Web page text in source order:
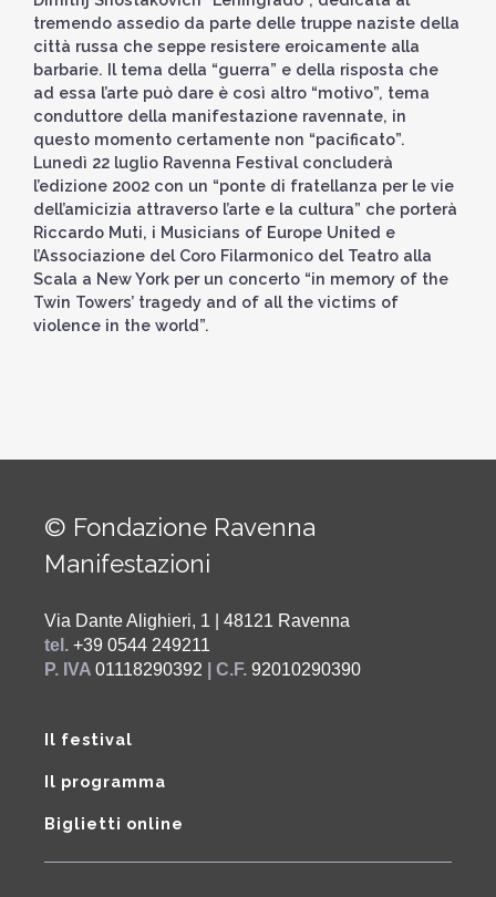
tremendo assedio da parte delle truppe naziste della
città russa che seppe resistere eroicamente alla
barbarie. Il tema della “guerra” e della risposta che
ad essa l’arte può dare è così altro “motivo”, tema
conduttore della manifestazione ravennate, in
questo momento certamente non “pacificato”.
Lunedì 22 luglio Ravenna Festival concluderà
l’edizione 2002 con un “ponte di fratellanza per le vie
dell’amicizia attraverso l’arte e la cultura” che porterà
Riccardo Muti, i Musicians of Europe United e
l’Associazione del Coro Filarmonico del Teatro alla
Scala a New York per un concerto “in memory of the
Twin Towers’ tragedy and of all the victims of
violence in the world”.
© Fondazione Ravenna
Manifestazioni
Via Dante Alighieri, 1 | 48121 Ravenna
tel. +39 0544 249211
P. IVA 01118290392 | C.F. 92010290390
Il festival
Il programma
Biglietti online